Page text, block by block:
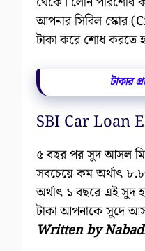
আপনার সিবিল স্কোর
টাকা করে শোধ করতে
টাকার
SBI Car Loan
৫ বছর পর সুদ আসল
সবচেয়ে কম অর্থাৎ
অর্থাৎ ১ বছরে এই সুদ
টাকা আপনাকে সুদে
Written by